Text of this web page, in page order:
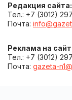
Редакция сайта:
Тел.: +7 (3012)
Почта:
Реклама на
Тел.: +7 (3012)
Почта: gazeta-